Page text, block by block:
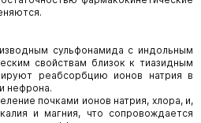
сульфонамида с индольным
свойствам близок к тиазидным
реабсорбцию ионов натрия в
нефрона.
почками ионов натрия, хлора, и,
и магния, что сопровождается